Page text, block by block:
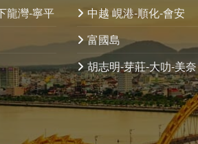
龍灣-寧平
中越 峴港-順化-會安
富國島
胡志明-芽莊-大叻-美奈